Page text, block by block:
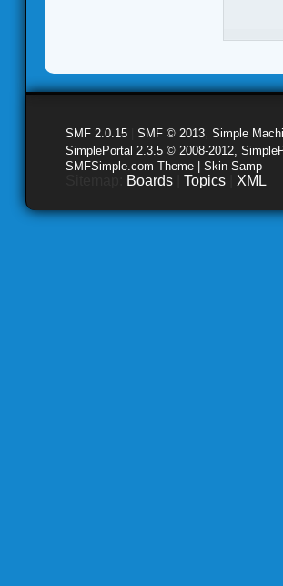
SMF 2.0.15 SMF © 2013 Simple
SimplePortal 2.3.5 © 2008-2012,
SMFSimple.com Theme | Skin Samp
Boards Topics XML